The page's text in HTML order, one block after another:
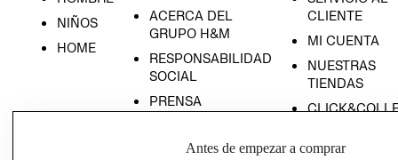
NIÑOS
HOME
ACERCA DEL
GRUPO H&M
RESPONSABILIDAD
SOCIAL
PRENSA
INVERSIONISTAS
CLIENTE
MI CUENTA
NUESTRAS
TIENDAS
TIENDA
Antes de empezar a comprar